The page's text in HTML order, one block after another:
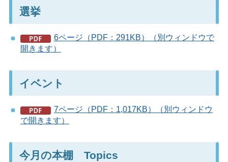
選挙
6ページ（PDF：291KB）（別ウィンドウで
開きます）
イベント
7ページ（PDF：1,017KB）（別ウィンドウ
で開きます）
今月の本棚 Topics